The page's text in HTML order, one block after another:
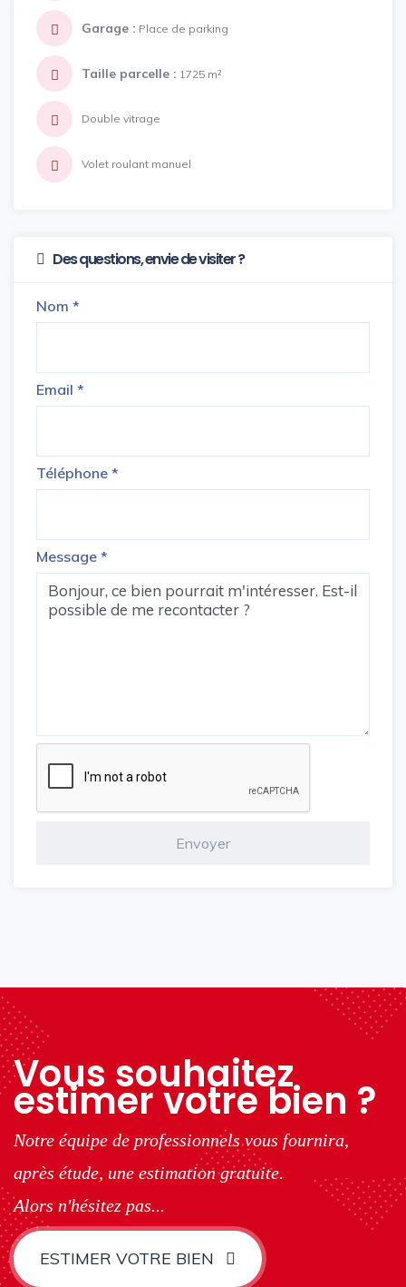
Garage : Place de parking
Taille parcelle : 1725 m²
Double vitrage
Volet roulant manuel
Des questions, envie de visiter ?
Nom *
Email *
Téléphone *
Message *
Vous souhaitez
estimer votre bien ?
Notre équipe de professionnels vous fournira,
après étude, une estimation gratuite.
Alors n'hésitez pas...
ESTIMER VOTRE BIEN